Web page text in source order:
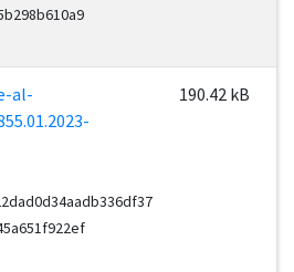
al-
190.42 kB